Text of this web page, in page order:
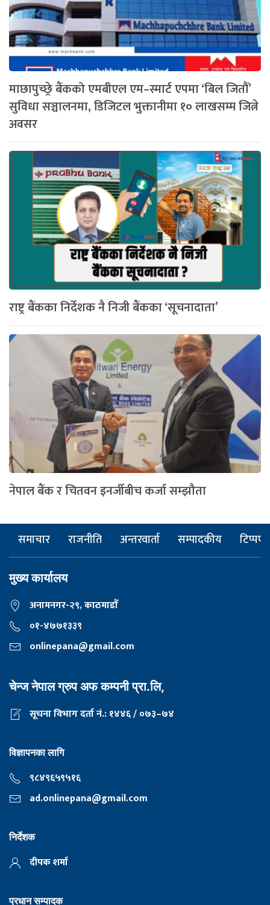
माछापुच्छ्रे बैंकको एमबीएल एम–स्मार्ट एपमा ‘बिल जितौं’
सुविधा सञ्चालनमा, डिजिटल भुक्तानीमा १० लाखसम्म जित्ने
अवसर
राष्ट्र बैंकका निर्देशक नै निजी बैंकका ‘सूचनादाता’
नेपाल बैंक र चितवन इनर्जीबीच कर्जा सम्झौता
समाचार राजनीति अन्तरवार्ता सम्पादकीय टिप्पणी
मुख्य कार्यालय
अनामनगर-२९, काठमाडाैँ
०१-४७७१३३९
onlinepana@gmail.com
चेन्ज नेपाल ग्रुप अफ कम्पनी प्रा.लि,
सूचना विभाग दर्ता नं.: १४४६ / ०७३–७४
विज्ञापनका लागि
९८४९६५९५१६
ad.onlinepana@gmail.com
निर्देशक
दीपक शर्मा
प्रधान सम्पादक